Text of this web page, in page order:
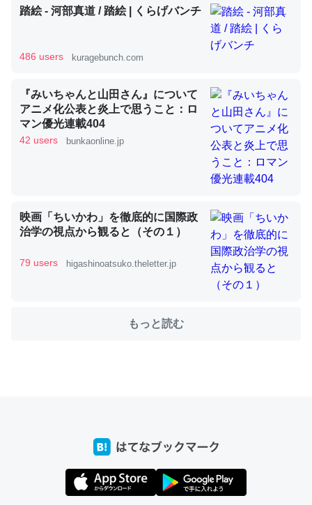
利だから両方が拮抗してるのでは」とあって面白い。海に
いる鋏角類（カブトガニ・ウミグモ）はカルシウムを使わ
ずキチンを強化してる筈だが、酵素が違うのか？
─ニュース :: 【研究発表】昆虫学の大問題＝「昆虫はなぜ海にいな
これを元に考えるとカルシウムを大量に使う脊椎動物と貝
類は苦労してるんだな…。腹足類だと殻を無くしてナメク
これ見て生きてるなって分かる。
コミュニケーションが劇的に変化した｜tayorini by LIFULL介護
踏絵 - 河部真道 / 踏絵 | くらげバンチ
486 users kuragebunch.com
『みいちゃんと山田さん』について
アニメ化公表と炎上で思うこと：ロ
マン優光連載404
42 users bunkaonline.jp
映画「ちいかわ」を徹底的に国際政
治学の視点から観ると（その１）
79 users higashinoatsuko.theletter.jp
もっと読む